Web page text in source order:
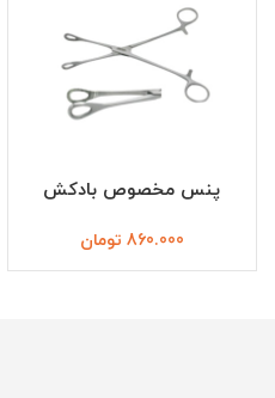
پنس مخصوص بادکش
860.000 تومان